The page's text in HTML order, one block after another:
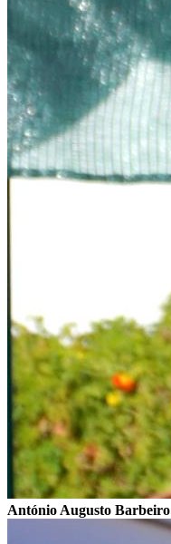
António Augusto Barbeiro